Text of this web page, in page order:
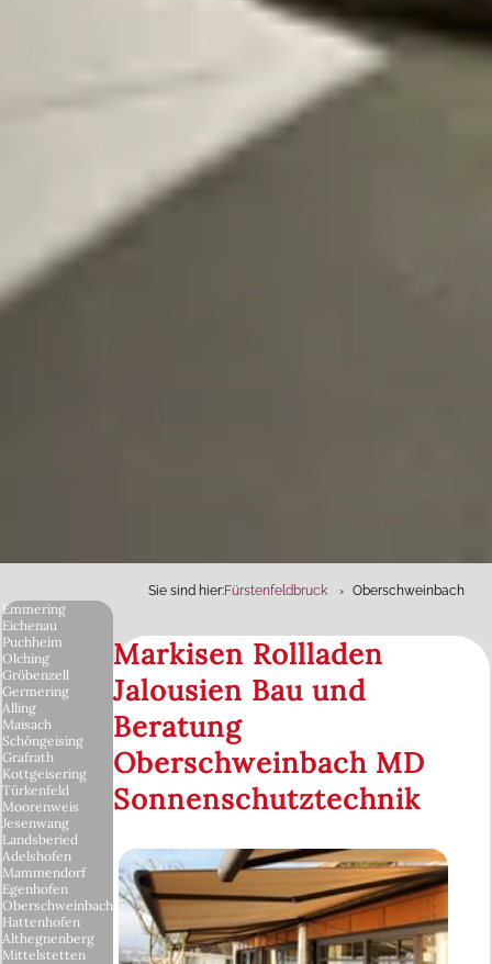
Sie sind hier:Fürstenfeldbruck Oberschweinbach
Markisen Rollladen
Jalousien Bau und
Beratung
Oberschweinbach MD
Sonnenschutztechnik
Emmering
Eichenau
Puchheim
Olching
Gröbenzell
Germering
Alling
Maisach
Schöngeising
Grafrath
Kottgeisering
Türkenfeld
Moorenweis
Jesenwang
Landsberied
Adelshofen
Mammendorf
Egenhofen
Oberschweinbach
Hattenhofen
Althegnenberg
Mittelstetten